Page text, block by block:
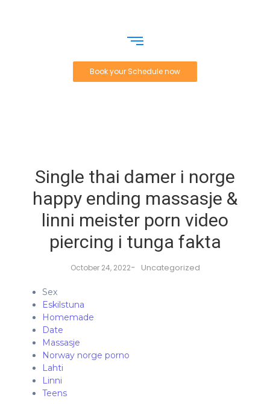
Book your Schedule now
Single thai damer i norge
happy ending massasje &
linni meister porn video
piercing i tunga fakta
October 24, 2022- Uncategorized
Sex
Eskilstuna
Homemade
Date
Massasje
Norway norge porno
Lahti
Linni
Teens